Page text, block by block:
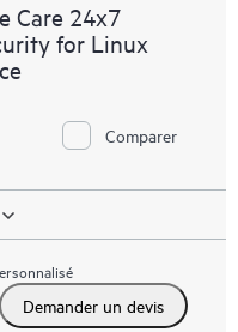
Care 24x7
for Linux
Comparer
Demander un devis